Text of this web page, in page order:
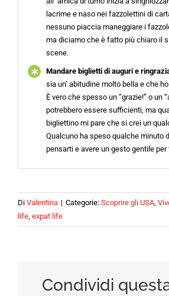
lacrime e naso nei fazzolettini di
nessuno piaccia maneggiare i
ma diciamo che è fatto più chiaro il
scene.
Mandare biglietti di auguri e
sia un’ abitudine molto bella e che
È vero che spesso un “grazie!” o un
potrebbero essere sufficienti, ma
bigliettino mi pare che si crei un
Qualcuno ha speso qualche minuto
pensarti e avere un gesto gentile per
Di Valentina | Categorie: Scoprire gli USA
life expat life
Condividi